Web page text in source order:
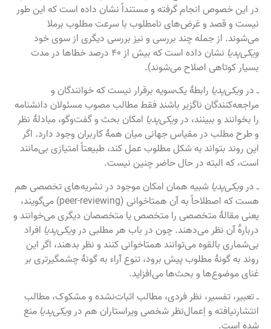
در این خصوص انجام گرفته و مستنداً نشان داده است که این طور
نیست و قصد و غرض‌های نامطلوب با سرعت مطلوب برملا
می‌شوند. از جمله چند بررسی و نیز بررسی دیگری از سوی خود
ویکی‌پدیا
نشان داده است که بیش از ۴۰ درصد خطاها در مدت
بسیار کوتاهی اصلاح می‌شوند).
ـ در ویکی‌پدیارابطهٔ یک‌سویه برقرار نیست که خوانندگان و
مراجعه‌کنندگان ناگزیر باشند فقط مطالب مصوب مسئولان دانشنامه
را بخوانند و ببینند، در ویکی‌پدیاامکان بحث و گفت‌وگو، مبادلهٔ نظر
و طرح مطلب در مقیاس جهانی میان همهٔ کاربران وجود دارد. اگر
این روند بتواند به شکل مطلوب عمل کند، طبیعتاً امتیازی بی‌مانند
است، که البته در حال حاضر چنین نیست.
ـ در ویکی‌پدیاشبیه همان امکان موجود در نشریه‌های تخصصی هم
هست که اصطلاحاً به آن همتاخوانی (peer-reviewing) می‌گویند،
یعنی مقالهٔ متخصصی را متخصص یا متخصصان دیگری می‌خوانند و
دربارهٔ آن نظر می‌دهند. چون در باب هر مطلبی در ویکی‌پدیاافراد
بی‌شماری بالقوه می‌توانند همتاخوانی کنند و نظر بدهند، اگر این
روند به گونهٔ مطلوب پیش برود، تنوع آراء به گونهٔ چشمگیرتری بر
غنای موضوع‌ها و بحث‌ها می‌افزاید.
ـ تعبیر، تفسیر، نظر فردی، مطالب اثبات‌نشده و مشکوک، مطالب
انتشارنیافته و اِعمال‌نظر شخصی ویراستاران هم درویکی‌پدیامنع
شده است.